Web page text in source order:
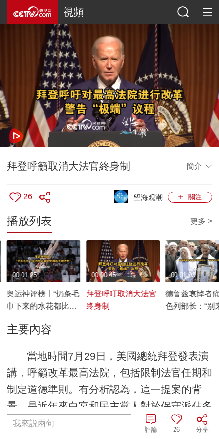
視頻
拜登呼籲取消大法官終身制 簡介
26 關注
望海观潮
播放列表 更多 >
奥运神评榜丨“扔条毛
巾下来的水花都比中
00:01:25
拜登呼吁取消大法官
终身制
00:00:45
德鲁兹哀悼者
色列部长：“别
00:01:03
主要內容
當地時間7月29日，美國總統拜登發表演
講，呼籲改革最高法院，包括限制法官任期和
制定道德準則。有分析認為，這一提案的背
景，是近年來白宮和民主黨人對於保守派佔多
數的最高法院的判決愈加不滿。
我來説兩句
分享
26
評論